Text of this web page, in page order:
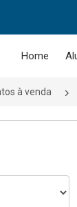
Home
à venda